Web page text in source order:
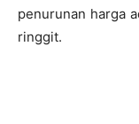
penurunan harga
ringgit.